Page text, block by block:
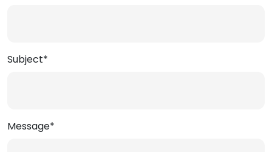
Subject*
Message*